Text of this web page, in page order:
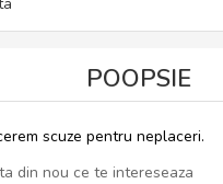
POOPSIE
scuze pentru neplaceri.
din nou ce te intereseaza